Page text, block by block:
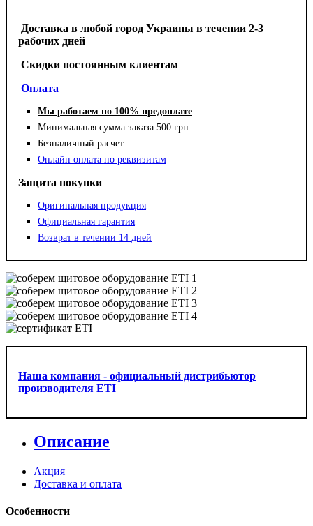
Доставка в любой город Украины в течении 2-3
рабочих дней
Cкидки постоянным клиентам
Оплата
Мы работаем по 100% предоплате
Минимальная сумма заказа 500 грн
Безналичный расчет
Онлайн оплата по реквизитам
Защита покупки
Оригинальная продукция
Официальная гарантия
Возврат в течении 14 дней
Наша компания - официальный дистрибьютор
производителя ETI
Описание
Акция
Доставка и оплата
Особенности